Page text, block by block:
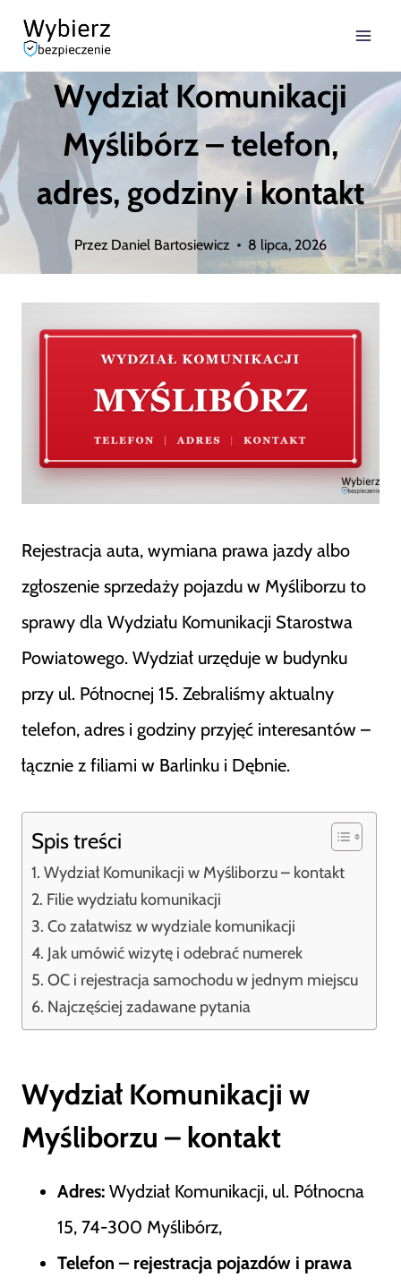
Przejdź
treści
Wydział Komunikacji
Myślibórz – telefon,
adres, godziny i kontakt
Przez Daniel Bartosiewicz 8 lipca, 2026
Rejestracja auta, wymiana prawa jazdy albo
zgłoszenie sprzedaży pojazdu w Myśliborzu to
sprawy dla Wydziału Komunikacji Starostwa
Powiatowego. Wydział urzęduje w budynku
przy ul. Północnej 15. Zebraliśmy aktualny
telefon, adres i godziny przyjęć interesantów –
łącznie z filiami w Barlinku i Dębnie.
Spis treści
Wydział Komunikacji w Myśliborzu – kontakt
Filie wydziału komunikacji
Co załatwisz w wydziale komunikacji
Jak umówić wizytę i odebrać numerek
OC i rejestracja samochodu w jednym miejscu
Najczęściej zadawane pytania
Wydział Komunikacji w
Myśliborzu – kontakt
Adres: Wydział Komunikacji, ul. Północna
15, 74-300 Myślibórz,
Telefon – rejestracja pojazdów i prawa